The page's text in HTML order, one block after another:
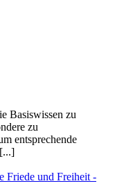
Basiswissen zu
zu
entsprechende
Friede und Freiheit -